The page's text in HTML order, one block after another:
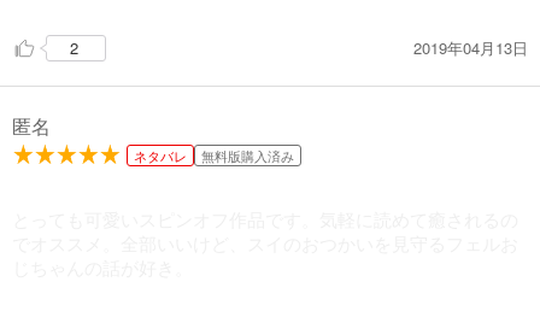
2 2019年04月13日
匿名
ネタバレ 無料版購入済み